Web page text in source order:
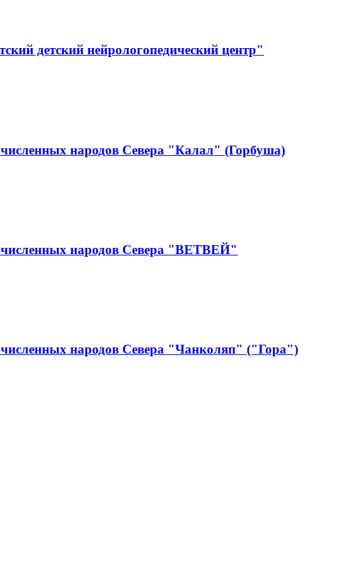
детский нейрологопедический центр"
народов Севера "Калал" (Горбуша)
народов Севера "ВЕТВЕЙ"
народов Севера "Чанколяп" ("Гора")